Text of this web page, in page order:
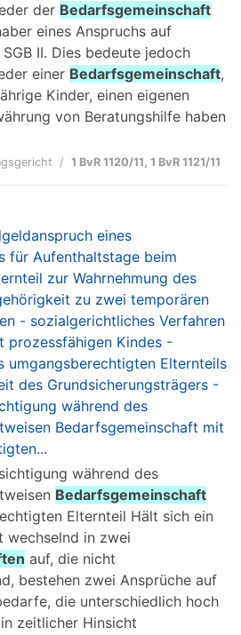
der Bedarfsgemeinschaft
eines Anspruchs auf
II. Dies bedeute jedoch
einer Bedarfsgemeinschaft,
Kinder, einen eigenen
von Beratungshilfe haben
1 BvR 1120/11, 1 BvR 1121/11
eines
für Aufenthaltstage beim
zur Wahrnehmung des
zu zwei temporären
- sozialgerichtliches Verfahren
prozessfähigen Kindes -
umgangsberechtigten Elternteils
des Grundsicherungsträgers -
während des
Bedarfsgemeinschaft mit
während des
Bedarfsgemeinschaft
Elternteil Hält sich ein
wechselnd in zwei
auf, die nicht
bestehen zwei Ansprüche auf
die unterschiedlich hoch
zeitlicher Hinsicht